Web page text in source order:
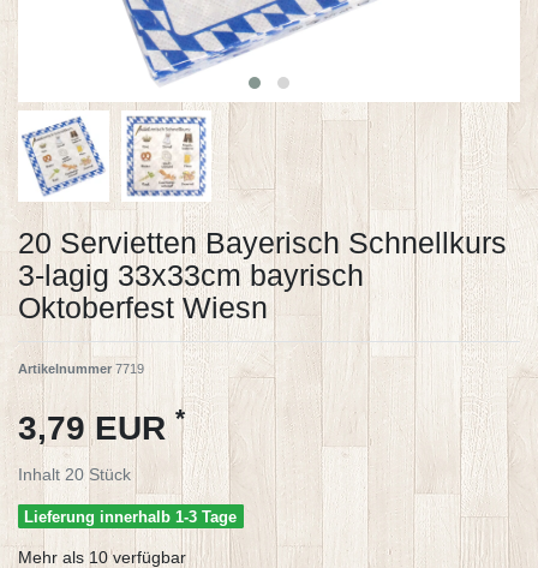
20 Servietten Bayerisch Schnellkurs
3-lagig 33x33cm bayrisch
Oktoberfest Wiesn
Artikelnummer 7719
3,79 EUR *
Inhalt 20 Stück
Lieferung innerhalb 1-3 Tage
Mehr als 10 verfügbar